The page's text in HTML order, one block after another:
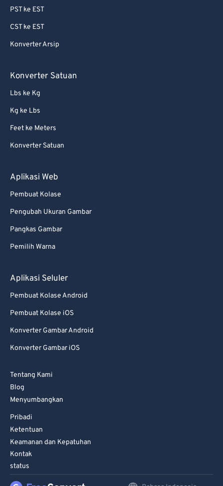
PST ke EST
CST ke EST
Konverter Arsip
Konverter Satuan
Lbs ke Kg
Kg ke Lbs
Feet ke Meters
Konverter Satuan
Aplikasi Web
Pembuat Kolase
Pengubah Ukuran Gambar
Pangkas Gambar
Pemilih Warna
Aplikasi Seluler
Pembuat Kolase Android
Pembuat Kolase iOS
Konverter Gambar Android
Konverter Gambar iOS
Tentang Kami
Blog
Menyumbangkan
Pribadi
Ketentuan
Keamanan dan Kepatuhan
Kontak
status